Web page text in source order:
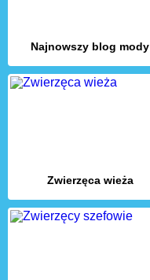
Najnowszy blog mody
Zwierzęca wieża